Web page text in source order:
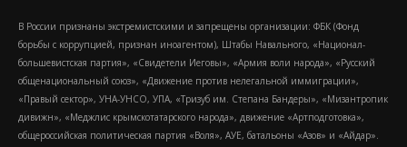
В России признаны экстремистскими и запрещены организации: ФБК (Фонд
борьбы с коррупцией, признан иноагентом), Штабы Навального, «Национал-
большевистская партия», «Свидетели Иеговы», «Армия воли народа», «Русский
общенациональный союз», «Движение против нелегальной иммиграции»,
«Правый сектор», УНА-УНСО, УПА, «Тризуб им. Степана Бандеры», «Мизантропик
дивижн», «Меджлис крымскотатарского народа», движение «Артподготовка»,
общероссийская политическая партия «Воля», АУЕ, батальоны «Азов» и «Айдар».